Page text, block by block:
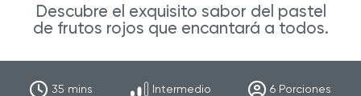
Descubre el exquisito sabor del pastel
de frutos rojos que encantará a todos.
35 mins Intermedio 6 Porciones